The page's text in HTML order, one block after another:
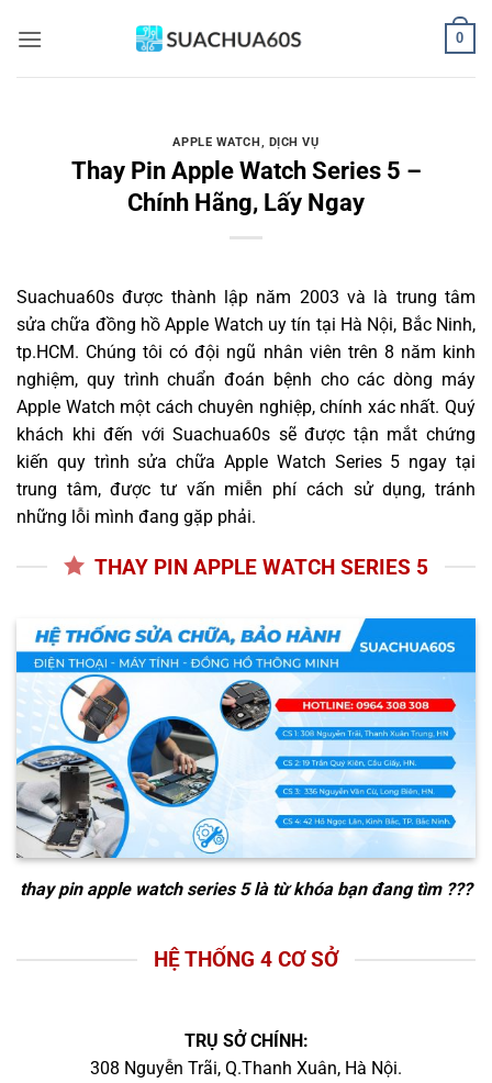
qua
0
APPLE WATCH, DỊCH VỤ
Thay Pin Apple Watch Series 5 –
Chính Hãng, Lấy Ngay
Suachua60s được thành lập năm 2003 và là trung tâm
sửa chữa đồng hồ Apple Watch uy tín tại Hà Nội, Bắc Ninh,
tp.HCM. Chúng tôi có đội ngũ nhân viên trên 8 năm kinh
nghiệm, quy trình chuẩn đoán bệnh cho các dòng máy
Apple Watch một cách chuyên nghiệp, chính xác nhất. Quý
khách khi đến với Suachua60s sẽ được tận mắt chứng
kiến quy trình sửa chữa Apple Watch Series 5 ngay tại
trung tâm, được tư vấn miễn phí cách sử dụng, tránh
những lỗi mình đang gặp phải.
THAY PIN APPLE WATCH SERIES 5
thay pin apple watch series 5là từ khóa bạn đang tìm ???
HỆ THỐNG 4 CƠ SỞ
TRỤ SỞ CHÍNH:
308 Nguyễn Trãi, Q.Thanh Xuân, Hà Nội.